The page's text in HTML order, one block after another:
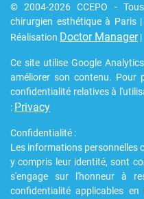
© 2004-2026 CCEPO -
chirurgien esthétique à Paris
Réalisation Doctor Manager|
Ce site utilise Google
améliorer son contenu. Pour
confidentialité relatives à
: Privacy
Confidentialité :
Les informations personnelles
y compris leur identité, sont
s'engage sur l'honneur à
confidentialité applicables